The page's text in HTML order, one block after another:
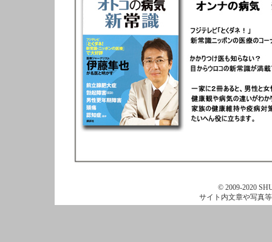
© 2009-2020
サイト内文章や写真